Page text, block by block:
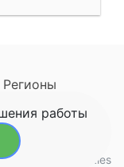
Регионы
Cookies
работы